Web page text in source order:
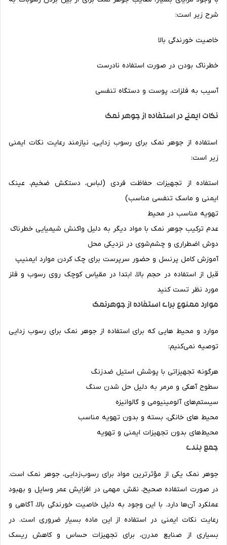
شرح زیر است:
خاصیت خورندگی بالا
خطرناک بودن در صورت استفاده نادرست
آسیب به فلزات، پوست و دستگاه تنفسی
نکات ایمنی در استفاده از جوهر نمک
استفاده از جوهر نمک برای رسوب زدایی، نیازمند رعایت نکات ایمنی
زیر است:
استفاده از تجهیزات حفاظت فردی (لباس، دستکش ضخیم، عینک
ایمنی و ماسک تنفسی مناسب)
تهویه مناسب در محیط
عدم ترکیب جوهر نمک با مواد دیگر به دلیل واکنش شیمیایی خطرناک
دوش اضطراری و چشم‌شوی در نزدیکی محل
آموزش کامل پرنسل و حضور سرپرست برای چک کردن موارد ایمنیپ
قبل از استفاده در حجم بالا، ابتدا در مقیاس کوچک روی رسوب و فلز
مورد نظر تست کنید
موارد ممنوع برای استفاده از جوهرنمک
موارد و محیط‌ هایی که برای استفاده از جوهر نمک برای رسوب زدایی
توصیه نمی‌کنیم:
هرگونه تجهیزاتی با پوشش استیل ضدزنگ
سطوح آهکی و مرمر به دلیل حل شدن سنگ
سیستم‌های آلومینیومی و گالوانیزه
محیط های خانگی، بسته و بدون تهویه مناسب
محیط‌های بدون تجهیزات ایمنی و تهویه
جمع بندی
جوهر نمک یکی از مؤثرترین مواد برای رسوب‌زدایی، جوهر نمک است.
در صورت استفاده صحیح، نقش مهمی در افزایش عمر وسایل و بهبود
عملکرد آن‌ها دارد. با این وجود به دلیل خاصیت خورندگی بالا، آگاهی و
رعایت نکات ایمنی در استفاده از این ماده بسیار ضروری است. در
بسیاری از صنایع مدرن، برای تجهیزات حساس و کاهش ریسک